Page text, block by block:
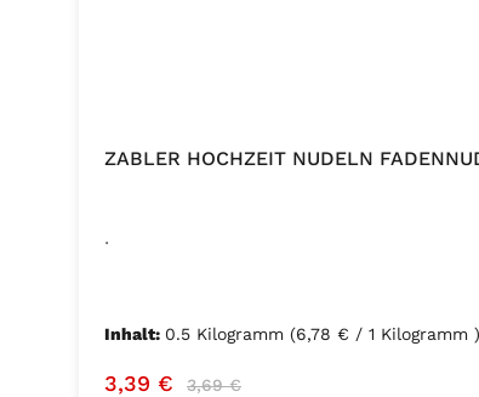
ZABLER HOCHZEIT NUDELN
.
Inhalt: 0.5 Kilogramm (6,78 € / 1 Kilogramm )
Verkaufspreis:
3,39 € Regulärer Preis:
3,69 €